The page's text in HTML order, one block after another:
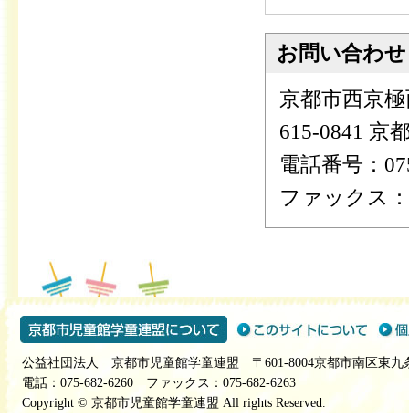
お問い合わせ
京都市西京
615-0841 京
電話番号：
ファックス
公益社団法人 京都市児童館学童連盟 〒601-8004京都市南区東九
電話：075-682-6260 ファックス：075-682-6263
Copyright © 京都市児童館学童連盟 All rights Reserved.